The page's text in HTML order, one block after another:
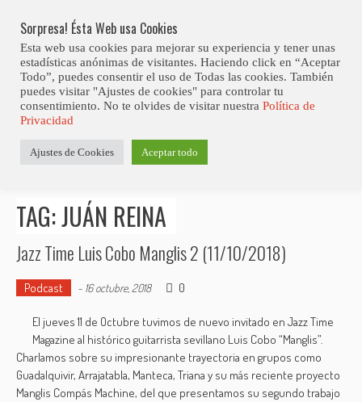
content
Club Contest.
Posts tagged "Juán Reina"
TAG: JUÁN REINA
Jazz Time Luis Cobo Manglis 2 (11/10/2018)
Podcast - 16 octubre, 2018 0
El jueves 11 de Octubre tuvimos de nuevo invitado en Jazz Time
Magazine al histórico guitarrista sevillano Luis Cobo “Manglis”.
Charlamos sobre su impresionante trayectoria en grupos como
Guadalquivir, Arrajatabla, Manteca, Triana y su más reciente proyecto
Manglis Compás Machine, del que presentamos su segundo trabajo
Sorpresa! Ésta Web usa Cookies
Esta web usa cookies para mejorar su experiencia y tener unas
estadísticas anónimas de visitantes. Haciendo click en “Aceptar
Todo”, puedes consentir el uso de Todas las cookies. También
puedes visitar "Ajustes de cookies" para controlar tu
consentimiento. No te olvides de visitar nuestra Política de
Privacidad
Ajustes de Cookies Aceptar todo